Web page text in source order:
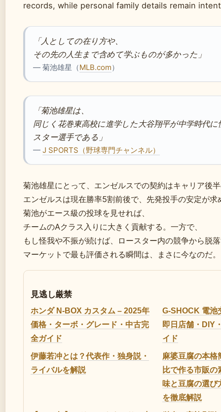
records, while personal family details remain
「人としての在り方や、
その先の人生まで含めて学ぶものが多かった」
— 菊池雄星（MLB.com）
「菊池雄星は、
同じく花巻東高校に進学した大谷翔平が中学時代
スター選手である」
— J SPORTS（野球専門チャンネル）
菊池雄星にとって、エンゼルスでの契約はキャリア後
エンゼルスは現在勝率5割前後で、先発投手の安定が求
菊池がエース級の投球を見せれば、
チームのAクラス入りに大きく貢献する。一方で、
もし怪我や不振が続けば、ロースター内の競争から脱
マーケットで最も評価される瞬間は、まさに今なのだ。
見逃し厳禁
ホンダ N-BOX カスタム – 2025年
価格・ターボ・グレード・中古完
全ガイド
G-SHOCK 電池
即日店舗・DIY
イド
伊藤若冲とは？代表作・独身説・
ライバルを解説
麻婆豆腐の本格
比で作る市販の
味と豆腐の選び
を徹底解説